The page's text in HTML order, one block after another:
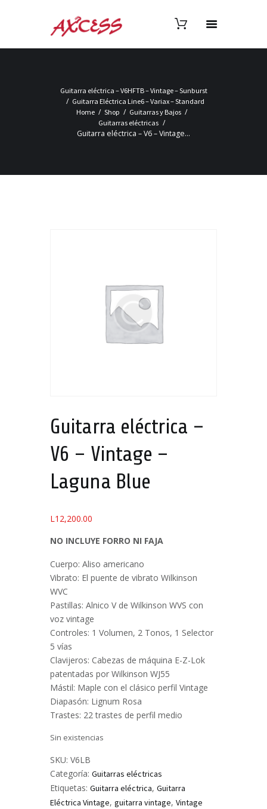
Guitarra eléctrica – V6HFTB – Vintage – Sunburst
Guitarra Eléctrica Line6 – Variax – Standard
Home
Shop
Guitarras y Bajos
Guitarras eléctricas
Guitarra eléctrica – V6 – Vintage...
Guitarra eléctrica –
V6 – Vintage –
Laguna Blue
L12,200.00
NO INCLUYE FORRO NI FAJA
Cuerpo: Aliso americano
Vibrato: El puente de vibrato Wilkinson
WVC
Pastillas: Alnico V de Wilkinson WVS con
voz vintage
Controles: 1 Volumen, 2 Tonos, 1 Selector
5 vías
Clavijeros: Cabezas de máquina E-Z-Lok
patentadas por Wilkinson WJ55
Mástil: Maple con el clásico perfil Vintage
Diapasón: Lignum Rosa
Trastes: 22 trastes de perfil medio
Sin existencias
SKU: V6LB
Categoría: Guitarras eléctricas
Etiquetas: Guitarra eléctrica, Guitarra
Eléctrica Vintage, guitarra vintage, Vintage